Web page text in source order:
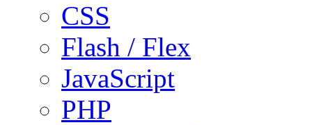
CSS
Flash / Flex
JavaScript
PHP